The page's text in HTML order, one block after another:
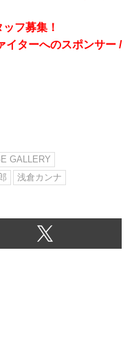
フ募集！
ターへのスポンサー /
GALLERY
浅倉カンナ